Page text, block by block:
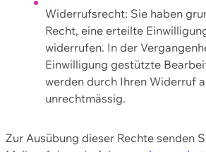
Widerrufsrecht: Sie haben
Recht, eine erteilte
widerrufen. In der
Einwilligung gestützte
werden durch Ihren Widerruf
unrechtmässig.
Zur Ausübung dieser Rechte senden